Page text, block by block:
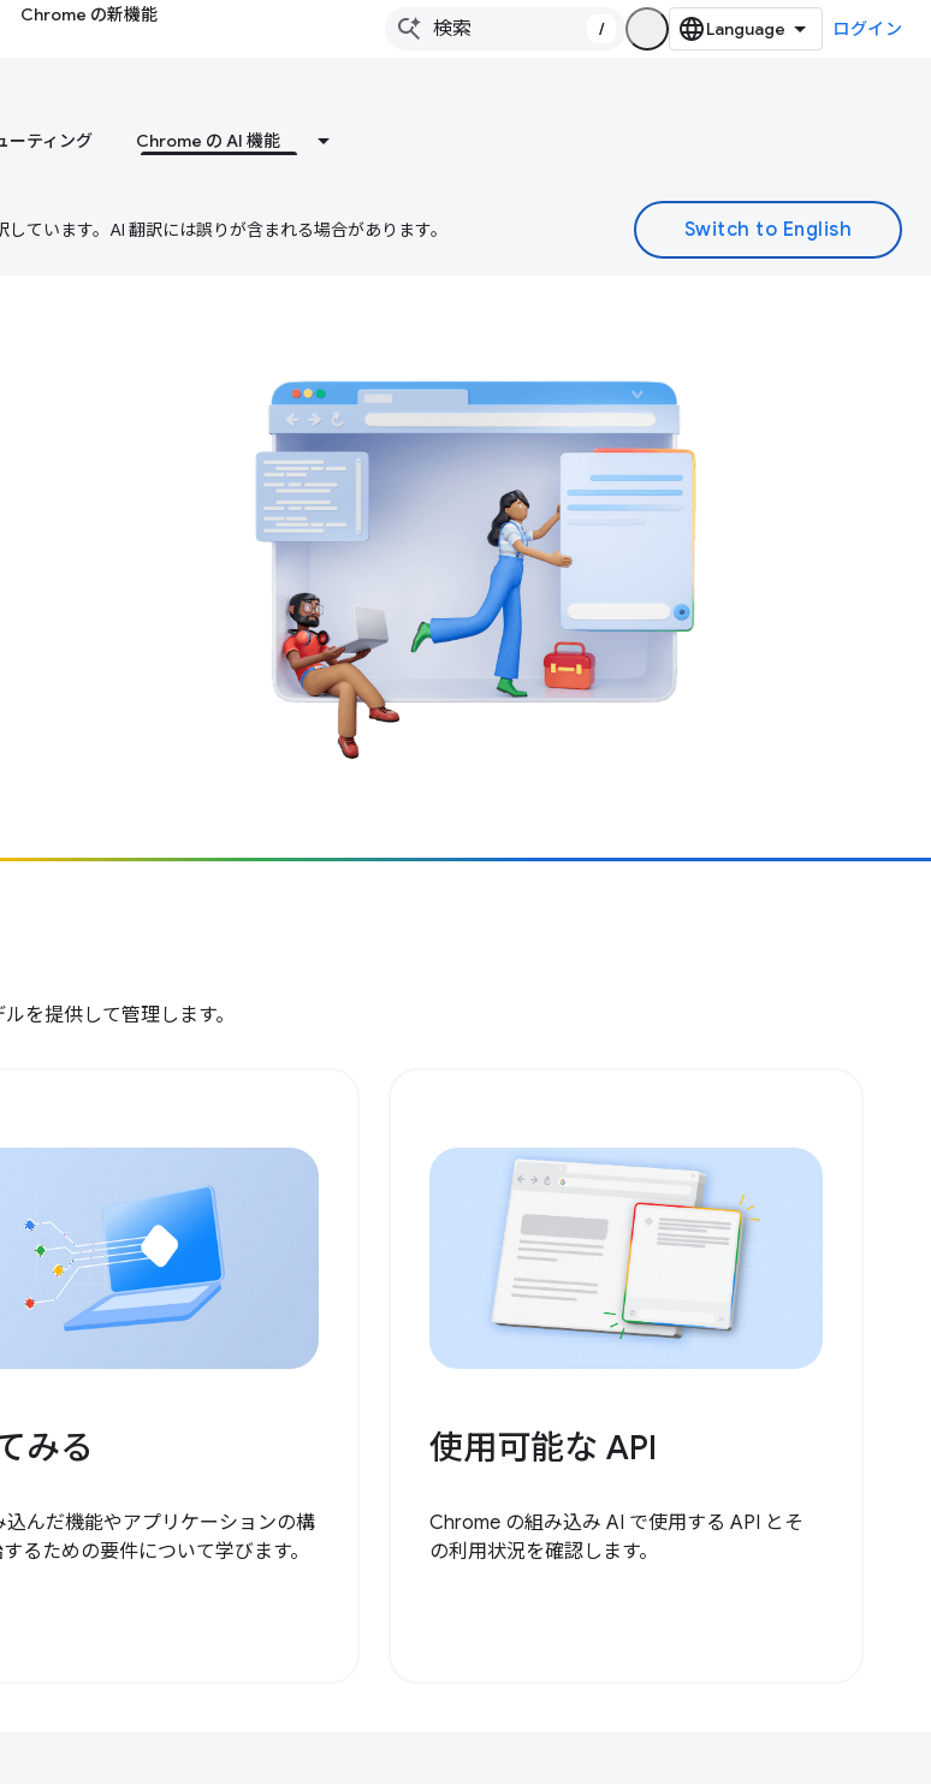
Chrome の新機能
/ ログイン
ーティング Chrome の AI 機能
ています。AI 翻訳には誤りが含まれる場合があります。
を提供して管理します。
みる
込んだ機能やアプリケーションの構
るための要件について学びます。
使用可能な API
Chrome の組み込み AI で使用する API とそ
の利用状況を確認します。